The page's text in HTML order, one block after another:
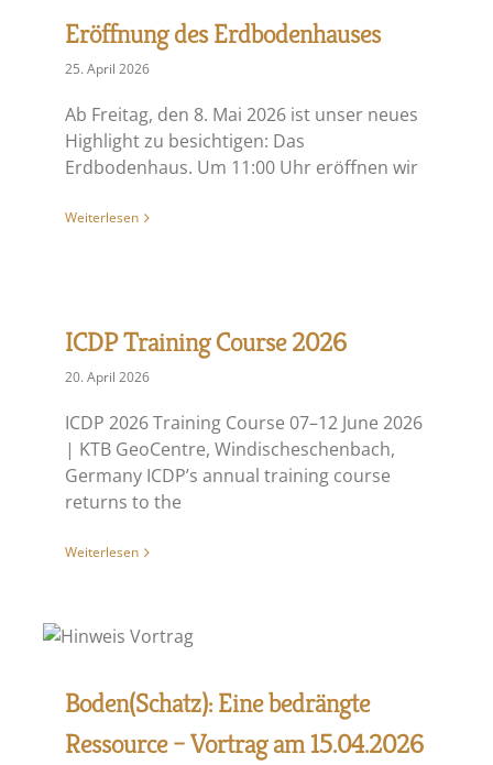
Eröffnung des Erdbodenhauses
25. April 2026
Ab Freitag, den 8. Mai 2026 ist unser neues
Highlight zu besichtigen: Das
Erdbodenhaus. Um 11:00 Uhr eröffnen wir
Weiterlesen
ICDP Training Course 2026
20. April 2026
ICDP 2026 Training Course 07–12 June 2026
| KTB GeoCentre, Windischeschenbach,
Germany ICDP’s annual training course
returns to the
Weiterlesen
Boden(Schatz): Eine bedrängte
Ressource – Vortrag am 15.04.2026